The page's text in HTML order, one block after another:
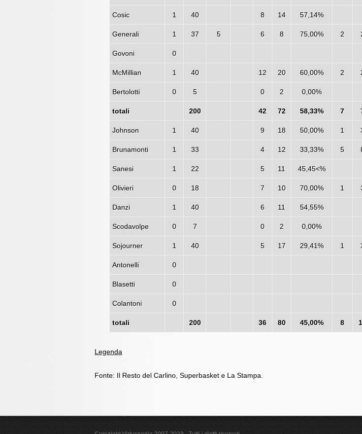
Cosic 1 40 8 14 57,14%
Generali 1 37 5 6 8 75,00% 2
Govoni 0
McMillian 1 40 12 20 60,00% 2
Bertolotti 0 5 0 2 0,00%
totali 200 42 72 58,33% 7
Johnson 1 40 9 18 50,00% 1
Brunamonti 1 33 4 12 33,33% 5
Sanesi 1 22 5 11 45,45<%
Olivieri 0 18 7 10 70,00% 1
Danzi 1 40 6 11 54,55%
Scodavolpe 0 7 0 2 0,00%
Sojourner 1 40 5 17 29,41% 1
Antonelli 0
Blasetti 0
Colantoni 0
totali 200 36 80 45,00% 8
Legenda
Fonte: Il Resto del Carlino, Superbasket e La Stampa.